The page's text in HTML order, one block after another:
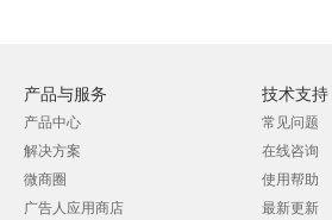
产品与服务
产品中心
解决方案
微商圈
广告人应用商店
技术支持
常见问题
在线咨询
使用帮助
最新更新